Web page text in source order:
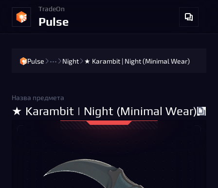
TradeOn
Pulse
Pulse ••• Night ★ Karambit | Night (Minimal Wear)
Назва предмета
★ Karambit | Night (Minimal Wear)